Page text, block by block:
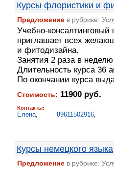
Курсы флористики и
Предложение в рубрике:
Учебно-консалтинговый
приглашает всех
и фитодизайна.
Занятия 2 раза в
Длительность курса 36
По окончании курса
Стоимость: 11900 руб.
Контакты:
Елена, 89611502916,
Курсы немецкого языка
Предложение в рубрике: